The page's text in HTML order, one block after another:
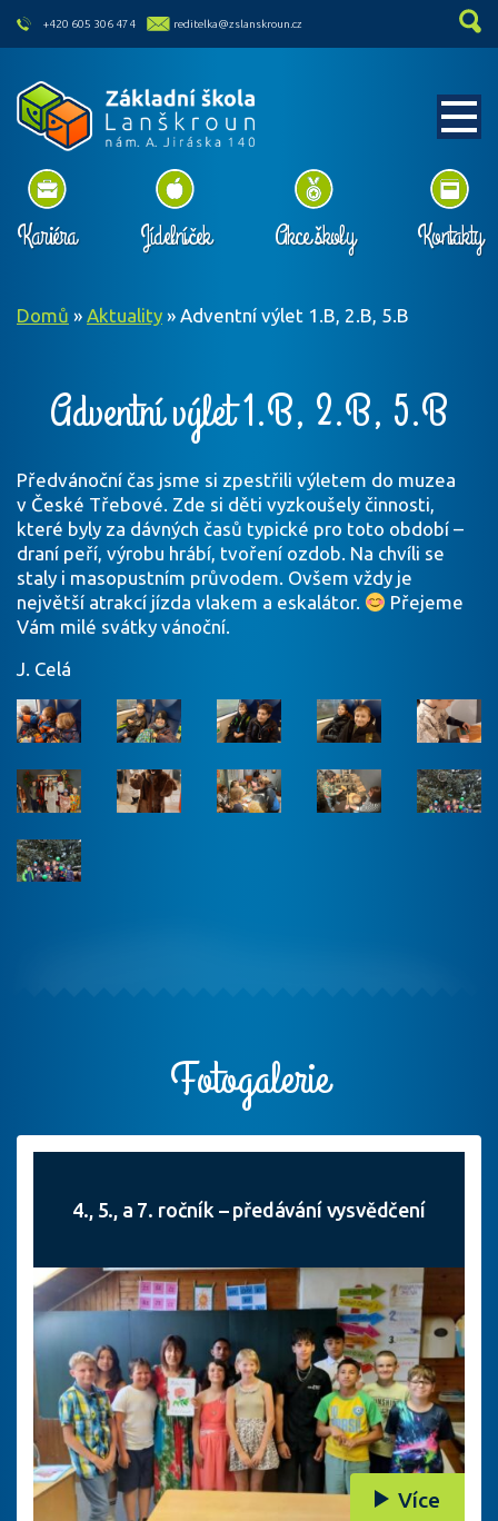
skip to main content
+420 605 306 474 reditelka@zslanskroun.cz
Kariéra Jídelníček Akce školy Kontakty
Domů » Aktuality » Adventní výlet 1.B, 2.B, 5.B
Adventní výlet 1.B, 2.B, 5.B
Předvánoční čas jsme si zpestřili výletem do muzea
v České Třebové. Zde si děti vyzkoušely činnosti,
které byly za dávných časů typické pro toto období –
draní peří, výrobu hrábí, tvoření ozdob. Na chvíli se
staly i masopustním průvodem. Ovšem vždy je
největší atrakcí jízda vlakem a eskalátor.
Přejeme
Vám milé svátky vánoční.
J. Celá
Fotogalerie
4., 5., a 7. ročník – předávání vysvědčení
Více